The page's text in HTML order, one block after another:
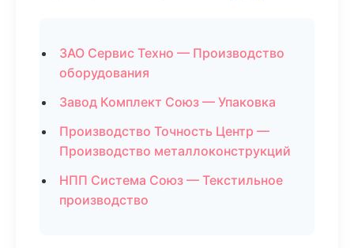
ЗАО Сервис Техно — Производство
оборудования
Завод Комплект Союз — Упаковка
Производство Точность Центр —
Производство металлоконструкций
НПП Система Союз — Текстильное
производство